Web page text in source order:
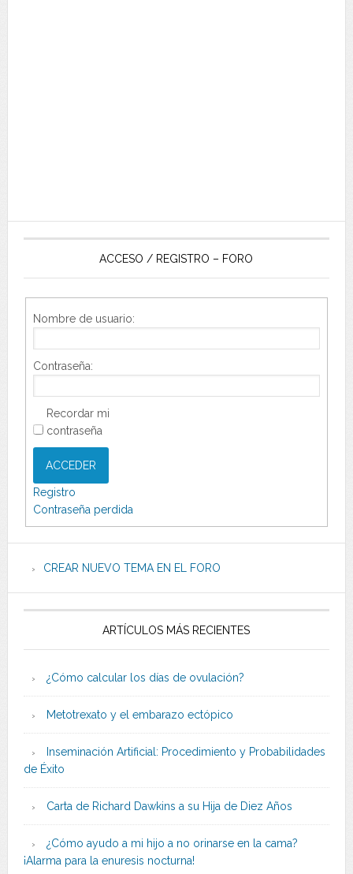
ACCESO / REGISTRO – FORO
Nombre de usuario:
Contraseña:
Recordar mi
contraseña
ACCEDER
Registro
Contraseña perdida
CREAR NUEVO TEMA EN EL FORO
ARTÍCULOS MÁS RECIENTES
¿Cómo calcular los días de ovulación?
Metotrexato y el embarazo ectópico
Inseminación Artificial: Procedimiento y Probabilidades
de Éxito
Carta de Richard Dawkins a su Hija de Diez Años
¿Cómo ayudo a mi hijo a no orinarse en la cama?
¡Alarma para la enuresis nocturna!